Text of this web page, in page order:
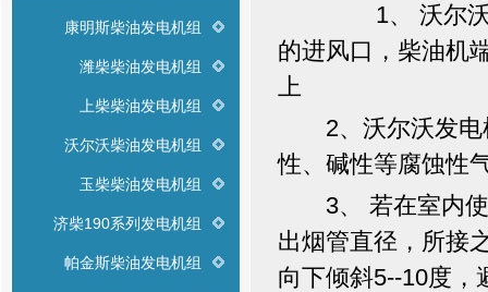
康明斯柴油发电机组
潍柴柴油发电机组
上柴柴油发电机组
沃尔沃柴油发电机组
玉柴柴油发电机组
济柴190系列发电机组
帕金斯柴油发电机组
1、 沃尔沃发电
的进风口，柴油机
上
2、沃尔沃发电
性、碱性等腐蚀性
3、 若在室内使
出烟管直径，所接
向下倾斜5--10度，